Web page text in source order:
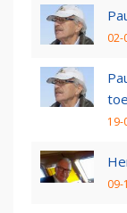
02-
19-
09-